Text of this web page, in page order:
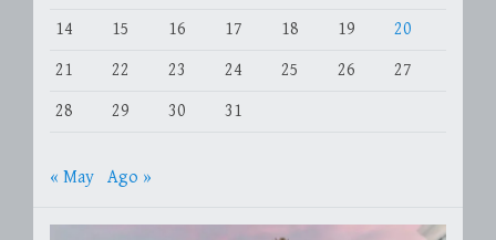
14
15 16 17 18 19
20
21
22 23 24 25 26
27
28
29 30 31
« May Ago »